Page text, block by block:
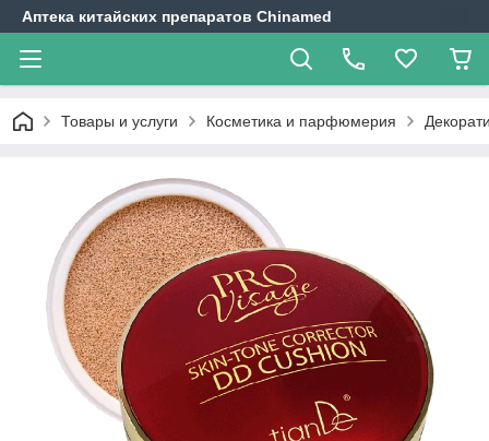
Аптека китайских препаратов Chinamed
Товары и услуги Косметика и парфюмерия